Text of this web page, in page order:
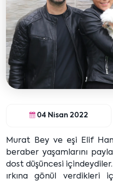
04 Nisan 2022
Murat Bey ve eşi Elif
beraber yaşamlarını
dost düşüncesi
ırkına gönül verdikleri